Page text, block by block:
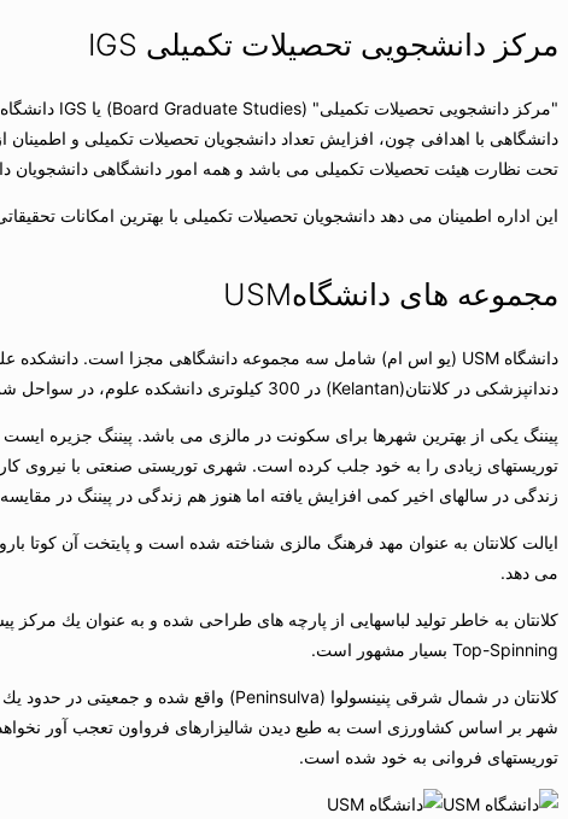
مركز دانشجویی تحصیلات تكمیلی IGS
تحت نظارت هیئت تحصیلات تكمیلی می باشد و همه امور دانشگاهی دانشجویان
این اداره اطمینان می دهد دانشجویان تحصیلات تكمیلی با بهترین امكانات
مجموعه های دانشگاهUSM
دندانپزشكی در كلانتان(Kelantan) در 300 كیلوتری دانشكده علوم، در سواحل شرقی مالزی واقع شده است.
پیننگ یكی از بهترین شهرها برای سكونت در مالزی می باشد. پیننگ جزیره
توریستهای زیادی را به خود جلب كرده است. شهری توریستی صنعتی با نیروی كار
زندگی در سالهای اخیر كمی افزایش یافته اما هنوز هم زندگی در پیننگ در
می دهد.
Top-Spinning بسیار مشهور است.
شهر بر اساس كشاورزی است به طبع دیدن شالیزارهای فرواون تعجب آور
توریستهای فروانی به خود شده است.